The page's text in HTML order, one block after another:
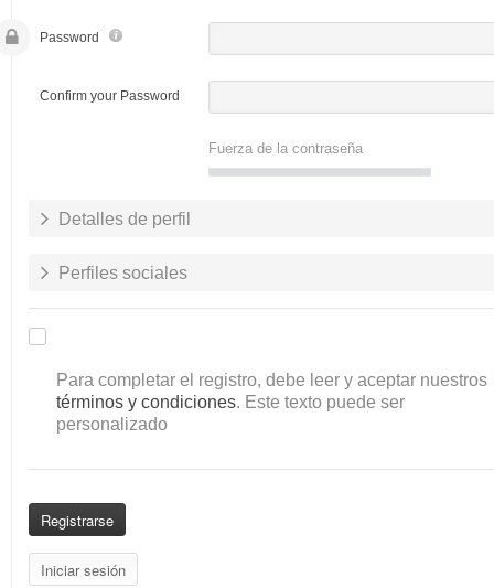
Password
Confirm your Password
Fuerza de la contraseña
Detalles de perfil
Perfiles sociales
Para completar el registro, debe leer y aceptar nuestros
términos y condiciones. Este texto puede ser
personalizado